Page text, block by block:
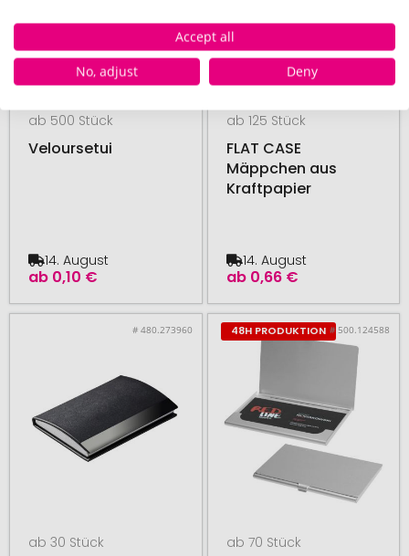
ab 500 Stück
Veloursetui
ab 0,10 €
14. August
ab 125 Stück
FLAT CASE
Mäppchen aus
Kraftpapier
ab 0,66 €
14. August
# 480.273960
ab 30 Stück
48H PRODUKTION # 500.124588
ab 70 Stück
Accept all
No, adjust
Deny